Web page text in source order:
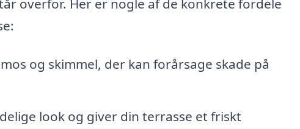
og skimmel, der kan forårsage skade på
look og giver din terrasse et friskt